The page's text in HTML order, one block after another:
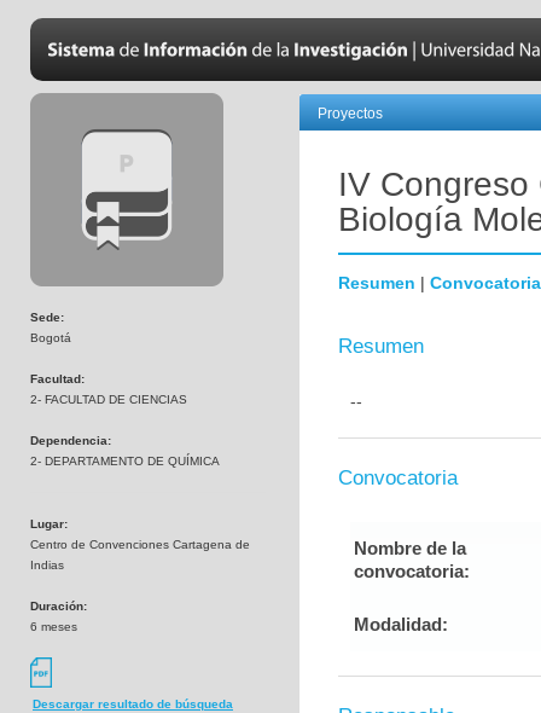
Sede:
Bogotá
Facultad:
2- FACULTAD DE CIENCIAS
Dependencia:
2- DEPARTAMENTO DE QUÍMICA
Lugar:
Centro de Convenciones Cartagena de
Indias
Duración:
6 meses
Descargar resultado de búsqueda
Proyectos
IV
Biología
Resumen | Convocatoria
Resumen
--
Convocatoria
Nombre de la
convocatoria:
Modalidad: